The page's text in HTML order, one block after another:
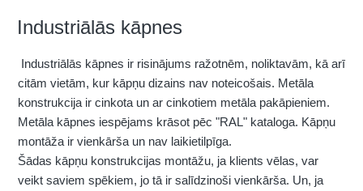
Industriālās kāpnes
Industriālās kāpnes ir risinājums ražotnēm, noliktavām, kā arī
citām vietām, kur kāpņu dizains nav noteicošais. Metāla
konstrukcija ir cinkota un ar cinkotiem metāla pakāpieniem.
Metāla kāpnes iespējams krāsot pēc "RAL" kataloga. Kāpņu
montāža ir vienkārša un nav laikietilpīga.
Šādas kāpņu konstrukcijas montāžu, ja klients vēlas, var
veikt saviem spēkiem, jo tā ir salīdzinoši vienkārša. Un, ja